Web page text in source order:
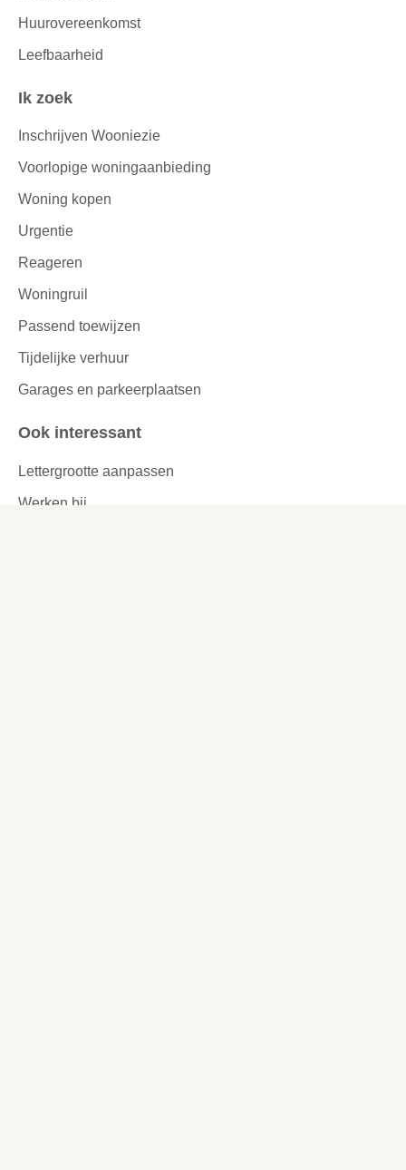
Huurovereenkomst
Leefbaarheid
Ik zoek
Inschrijven Wooniezie
Voorlopige woningaanbieding
Woning kopen
Urgentie
Reageren
Woningruil
Passend toewijzen
Tijdelijke verhuur
Garages en parkeerplaatsen
Ook interessant
Lettergrootte aanpassen
Werken bij